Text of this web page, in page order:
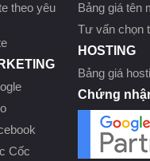
theo yêu
Cốc
Bảng giá tên
Tư vấn chọn
HOSTING
Bảng giá
Chứng